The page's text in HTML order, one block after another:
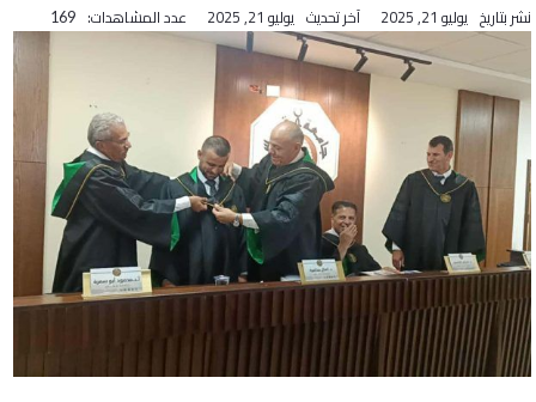
نشر بتاريخ يوليو 21, 2025 آخر تحديث يوليو 21, 2025 عدد المشاهدات: 169